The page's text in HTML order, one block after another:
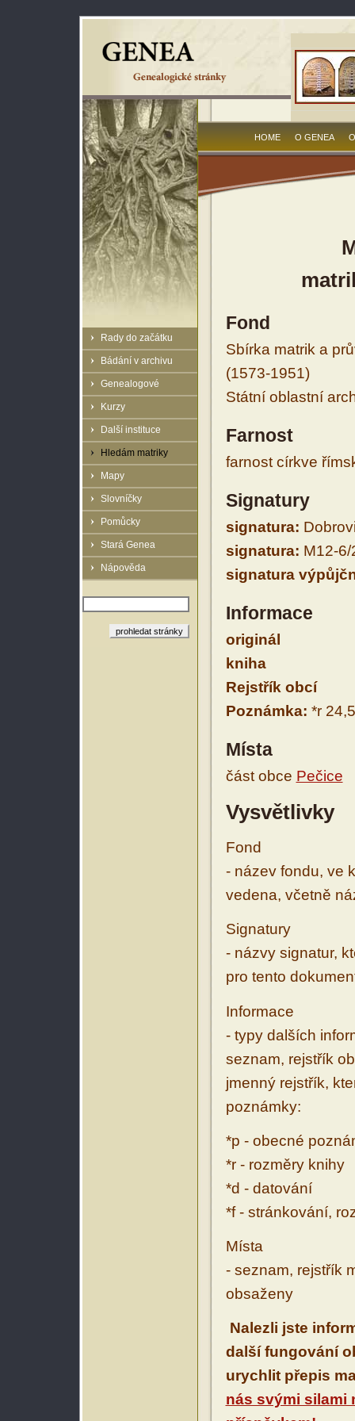
Rady do začátku
Bádání v archivu
Genealogové
Kurzy
Další instituce
Hledám matriky
Mapy
Slovníčky
Pomůcky
Stará Genea
Nápověda
HOME O GENEA
Fond
Sbírka matrik a
(1573-1951)
Státní oblastní
Farnost
farnost církve
Signatury
signatura:
signatura: M12-6/
signatura
Informace
originál
kniha
Rejstřík obcí
Poznámka: *r
Místa
část obce Pečice
Vysvětlivky
Fond
- název fondu, ve
vedena, včetně
Signatury
- názvy signatur,
pro tento
Informace
- typy dalších
seznam, rejstřík
jmenný rejstřík,
poznámky:
*p - obecné
*r - rozměry knihy
*d - datování
*f - stránkování,
Místa
- seznam, rejstřík
obsaženy
Nalezli jste
další fungování
urychlit přepis
nás svými silami